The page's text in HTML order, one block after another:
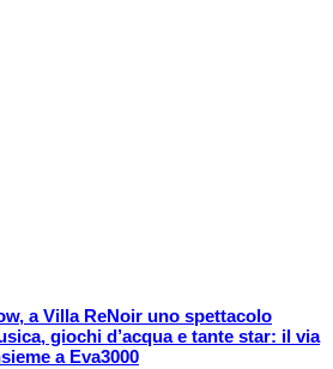
a Villa ReNoir uno spettacolo
giochi d’acqua e tante star: il via
a Eva3000